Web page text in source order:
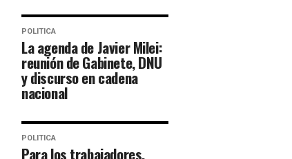
POLITICA
La agenda de Javier Milei:
reunión de Gabinete, DNU
y discurso en cadena
nacional
POLITICA
Para los trabajadores,